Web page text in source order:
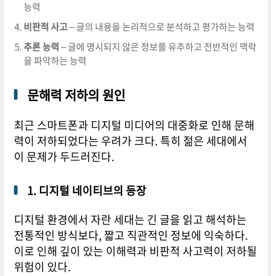
능력
비판적 사고– 글의 내용을 논리적으로 분석하고 평가하는 능력
추론 능력– 글에 명시되지 않은 정보를 유추하고 전반적인 맥락
을 파악하는 능력
문해력 저하의 원인
최근 스마트폰과 디지털 미디어의 대중화로 인해 문해
력이 저하되었다는 우려가 크다. 특히 젊은 세대에서
이 문제가 두드러진다.
1. 디지털 네이티브의 등장
디지털 환경에서 자란 세대는 긴 글을 읽고 해석하는
전통적인 방식보다, 짧고 직관적인 정보에 익숙하다.
이로 인해 깊이 있는 이해력과 비판적 사고력이 저하될
위험이 있다.